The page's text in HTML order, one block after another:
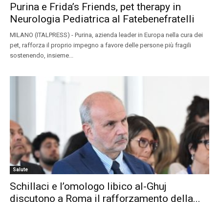
Purina e Frida’s Friends, pet therapy in
Neurologia Pediatrica al Fatebenefratelli
MILANO (ITALPRESS) - Purina, azienda leader in Europa nella cura dei
pet, rafforza il proprio impegno a favore delle persone più fragili
sostenendo, insieme...
Salute
Schillaci e l’omologo libico al-Ghuj
discutono a Roma il rafforzamento della...